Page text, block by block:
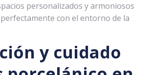
personalizados y armoniosos
con el entorno de la
y cuidado